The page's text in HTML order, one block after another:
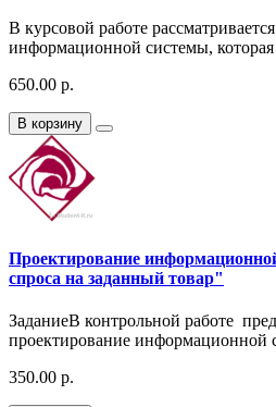
В курсовой работе рассматривается
информационной системы,
650.00 р.
В корзину
Проектирование
спроса на заданный товар"
ЗаданиеВ контрольной работе
проектирование информационной
350.00 р.